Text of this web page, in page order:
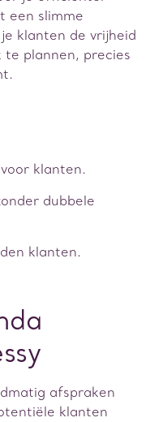
een slimme
klanten de vrijheid
te plannen, precies
klanten.
dubbele
klanten.
afspraken
klanten